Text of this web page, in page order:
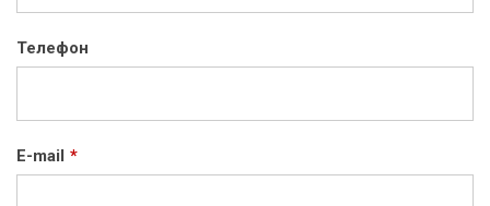
Телефон
E-mail *